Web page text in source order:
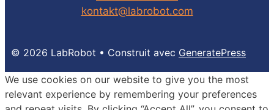
kontakt@labrobot.com
© 2026 LabRobot • Construit avec GeneratePress
We use cookies on our website to give you the most
relevant experience by remembering your preferences